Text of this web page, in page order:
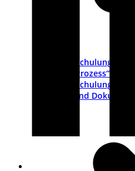
Prozess“
Schulungs-
PDFs und Dokumente